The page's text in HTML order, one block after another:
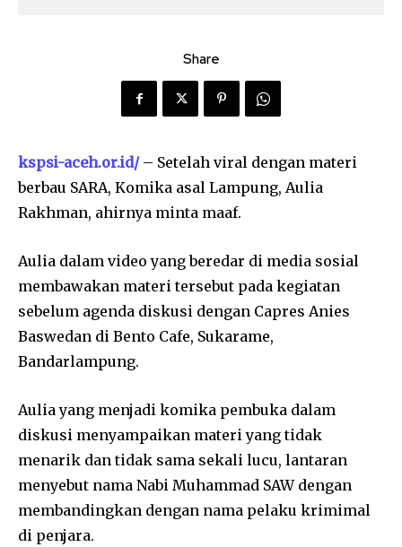
Share
kspsi-aceh.or.id/– Setelah viral dengan materi
berbau SARA, Komika asal Lampung, Aulia
Rakhman, ahirnya minta maaf.
Aulia dalam video yang beredar di media sosial
membawakan materi tersebut pada kegiatan
sebelum agenda diskusi dengan Capres Anies
Baswedan di Bento Cafe, Sukarame,
Bandarlampung.
Aulia yang menjadi komika pembuka dalam
diskusi menyampaikan materi yang tidak
menarik dan tidak sama sekali lucu, lantaran
menyebut nama Nabi Muhammad SAW dengan
membandingkan dengan nama pelaku krimimal
di penjara.